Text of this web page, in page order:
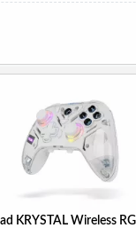
KRYSTAL Wireless